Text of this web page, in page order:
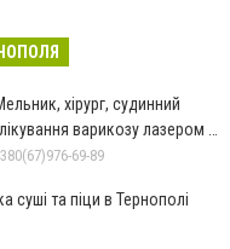
хірург, судинний
варикозу лазером у
69-89
суші та піци в Тернополі